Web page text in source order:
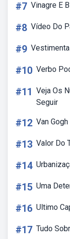
#7 Vinagre E
#8 Vídeo Do
#9
#10 Verbo
#11 Veja Os
Seguir
#12 Van
#13 Valor Do
#14
#15 Uma
#16 Ultimo
#17 Tudo